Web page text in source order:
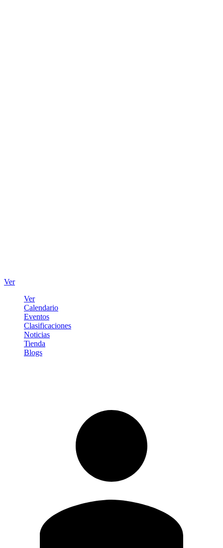
Ver
Ver
Calendario
Eventos
Clasificaciones
Noticias
Tienda
Blogs